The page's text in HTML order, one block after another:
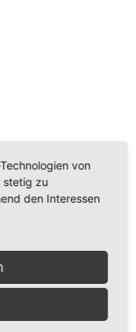
des Service zu,
Management
von
stetig zu
den Interessen